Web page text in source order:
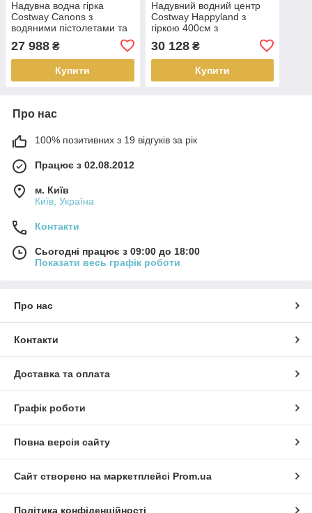
Надувна водна гірка
Costway Canons з
водяними пістолетами та
(без вентилятора)
27 988 ₴
Купити
Надувний водний центр
Costway Happyland з
гіркою 400см з
30 128₴
Купити
Про нас
100% позитивних з 19 відгуків за рік
Працює з 02.08.2012
м. Київ
Київ, Україна
Контакти
Сьогодні працює з 09:00 до 18:00
Показати весь графік роботи
Про нас
Контакти
Доставка та оплата
Графік роботи
Повна версія сайту
Сайт створено на маркетплейсі Prom.ua
Політика конфіденційності